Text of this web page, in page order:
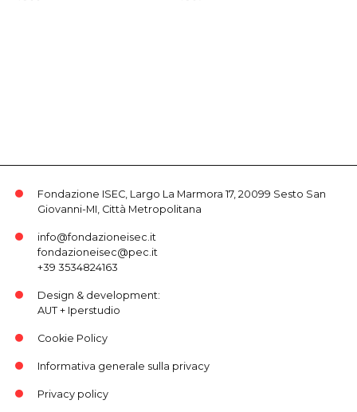
Fondazione ISEC, Largo La Marmora 17, 20099 Sesto San
Giovanni-MI, Città Metropolitana
info@fondazioneisec.it
fondazioneisec@pec.it
+39 3534824163
Design & development:
AUT+ Iperstudio
Cookie Policy
Informativa generale sulla privacy
Privacy policy